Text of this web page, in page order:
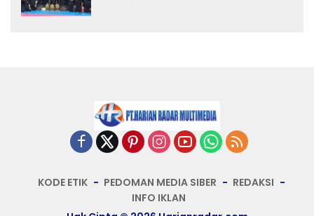
KODE ETIK PEDOMAN MEDIA SIBER
REDAKSI
INFO IKLAN